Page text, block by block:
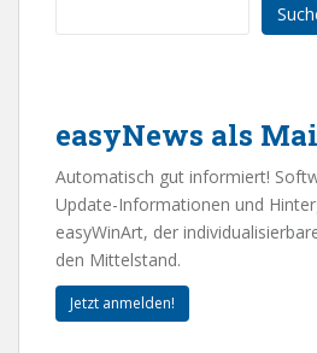
easyNews als
Automatisch gut informiert!
Update-Informationen und
easyWinArt, der
den Mittelstand.
Jetzt anmelden!